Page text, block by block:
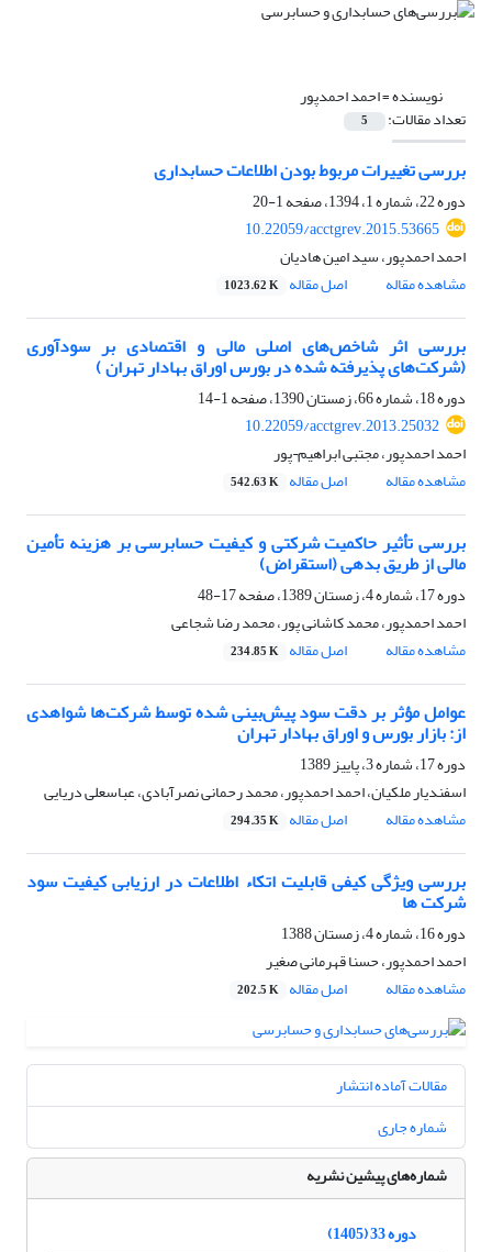
نویسنده =احمد احمدپور
تعداد مقالات: 5
بررسی تغییرات مربوط بودن اطلاعات حسابداری
دوره 22، شماره 1، 1394، صفحه
1-20
10.22059/acctgrev.2015.53665
احمد احمدپور، سید امین هادیان
مشاهده مقاله
اصل مقاله 1023.62 K
بررسی اثر شاخص‌های اصلی مالی و اقتصادی بر سودآوری
(شرکت‌های پذیرفته شده در بورس اوراق بهادار تهران )
دوره 18، شماره 66، زمستان 1390، صفحه
1-14
10.22059/acctgrev.2013.25032
احمد احمدپور، مجتبی ابراهیم¬پور
مشاهده مقاله
اصل مقاله 542.63 K
بررسی تأثیر حاکمیت شرکتی و کیفیت حسابرسی بر هزینه تأمین
مالی از طریق بدهی (استقراض)
دوره 17، شماره 4، زمستان 1389، صفحه
17-48
احمد احمدپور، محمد کاشانی پور، محمد رضا شجاعی
مشاهده مقاله
اصل مقاله 234.85 K
عوامل مؤثر بر دقت سود پیش‌بینی شده توسط شرکت‌ها شواهدی
از: بازار بورس و اوراق بهادار تهران
دوره 17، شماره 3، پاییز 1389
اسفندیار ملکیان، احمد احمدپور، محمد رحمانی نصرآبادی، عباسعلی دریایی
مشاهده مقاله
اصل مقاله 294.35 K
بررسی ویژگی کیفی قابلیت اتکاء اطلاعات در ارزیابی کیفیت سود
شرکت ها
دوره 16، شماره 4، زمستان 1388
احمد احمدپور، حسنا قهرمانی صغیر
مشاهده مقاله
اصل مقاله 202.5 K
مقالات آماده انتشار
شماره جاری
شماره‌های پیشین نشریه
دوره 33 (1405)